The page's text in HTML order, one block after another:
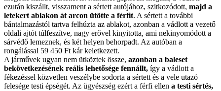
ezután kiszállt, visszament a sértett autójához, szitkozódott, majd a
letekert ablakon át arcon ütötte a férfit. A sértett a további
bántalmazástól tartva felhúzta az ablakot, azonban a vádlott a vezető
oldali ajtót túlfeszítve, nagy erővel kinyitotta, ami nekinyomódott a
sárvédő lemeznek, és két helyen behorpadt. Az autóban a
rongálással 59 450 Ft kár keletkezett.
A járművek ugyan nem ütköztek össze, azonban a baleset
bekövetkezésének reális lehetősége fennállt, így a vádlott a
fékezéssel közvetlen veszélybe sodorta a sértett és a vele utazó
felesége testi épségét. Az ügyészség ezért a férfi ellen a testi sértés,